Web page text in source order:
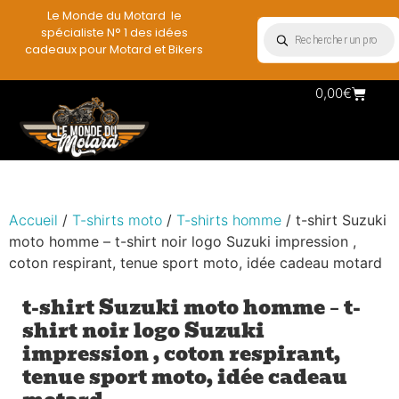
Le Monde du Motard le
spécialiste N° 1 des idées
cadeaux pour Motard et Bikers
0,00€
Accueil / T-shirts moto / T-shirts homme / t-shirt Suzuki
moto homme – t-shirt noir logo Suzuki impression ,
coton respirant, tenue sport moto, idée cadeau motard
t-shirt Suzuki moto homme – t-
shirt noir logo Suzuki
impression , coton respirant,
tenue sport moto, idée cadeau